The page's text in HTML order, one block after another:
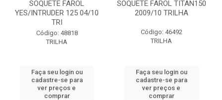
SOQUETE FAROL
YES/INTRUDER 125 04/10
TRI
Código: 48818
TRILHA
Faça seu login ou
cadastre-se para
ver preços e
comprar
SOQUETE FAROL TITAN150
2009/10 TRILHA
Código: 46492
TRILHA
Faça seu login ou
cadastre-se para
ver preços e
comprar